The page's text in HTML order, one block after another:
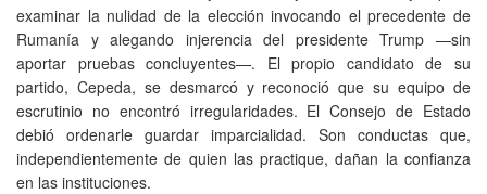
examinar la nulidad de la elección invocando el precedente de
Rumanía y alegando injerencia del presidente Trump —sin
aportar pruebas concluyentes—. El propio candidato de su
partido, Cepeda, se desmarcó y reconoció que su equipo de
escrutinio no encontró irregularidades. El Consejo de Estado
debió ordenarle guardar imparcialidad. Son conductas que,
independientemente de quien las practique, dañan la confianza
en las instituciones.